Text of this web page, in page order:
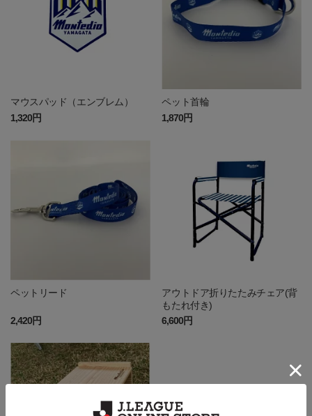
マウスパッド（エンブレム）
1,320円
ペット首輪
1,870円
ペットリード
2,420円
アウトドア折りたたみチェア(背
もたれ付き)
6,600円